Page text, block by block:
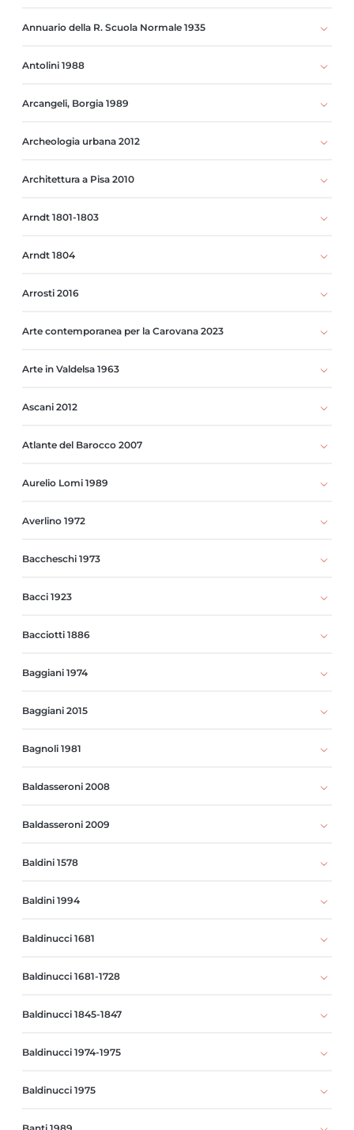
Annuario della R. Scuola Normale 1935
Antolini 1988
Arcangeli, Borgia 1989
Archeologia urbana 2012
Architettura a Pisa 2010
Arndt 1801-1803
Arndt 1804
Arrosti 2016
Arte contemporanea per la Carovana 2023
Arte in Valdelsa 1963
Ascani 2012
Atlante del Barocco 2007
Aurelio Lomi 1989
Averlino 1972
Baccheschi 1973
Bacci 1923
Bacciotti 1886
Baggiani 1974
Baggiani 2015
Bagnoli 1981
Baldasseroni 2008
Baldasseroni 2009
Baldini 1578
Baldini 1994
Baldinucci 1681
Baldinucci 1681-1728
Baldinucci 1845-1847
Baldinucci 1974-1975
Baldinucci 1975